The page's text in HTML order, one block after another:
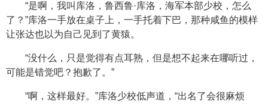
“是啊，我叫库洛，鲁西鲁·库洛，海军本部少校，怎么
了？”库洛一手放在桌子上，一手托着下巴，那种咸鱼的模样
让张达也以为自己见到了黄猿。
“没什么，只是觉得有点耳熟，但是想不起来在哪听过，
可能是错觉吧？抱歉了。”
“啊，这样最好。”库洛少校低声道，“出名了会很麻烦